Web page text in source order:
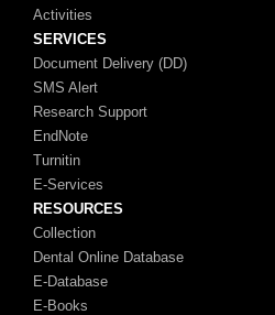
Activities
SERVICES
Document Delivery (DD)
SMS Alert
Research Support
EndNote
Turnitin
E-Services
RESOURCES
Collection
Dental Online Database
E-Database
E-Books